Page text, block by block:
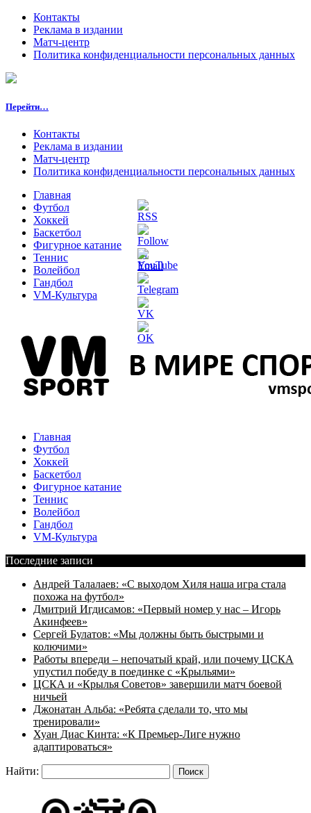
Контакты
Реклама в издании
Матч-центр
Политика конфиденциальности персональных данных
Перейти…
Контакты
Реклама в издании
Матч-центр
Политика конфиденциальности персональных данных
Главная
Футбол
Хоккей
Баскетбол
Фигурное катание
Теннис
Волейбол
Гандбол
VM-Культура
Главная
Футбол
Хоккей
Баскетбол
Фигурное катание
Теннис
Волейбол
Гандбол
VM-Культура
Последние записи
Андрей Талалаев: «С выходом Хиля наша игра стала
похожа на футбол»
Дмитрий Игдисамов: «Первый номер у нас – Игорь
Акинфеев»
Сергей Булатов: «Мы должны быть быстрыми и
колючими»
Работы впереди – непочатый край, или почему ЦСКА
упустил победу в поединке с «Крыльями»
ЦСКА и «Крылья Советов» завершили матч боевой
ничьей
Джонатан Альба: «Ребята сделали то, что мы
тренировали»
Хуан Диас Кинта: «К Премьер-Лиге нужно
адаптироваться»
Найти: